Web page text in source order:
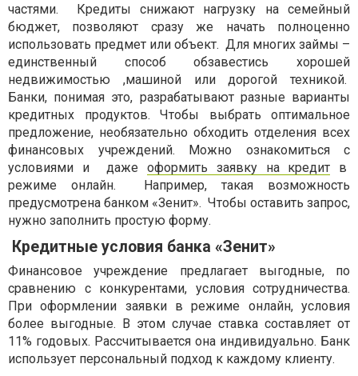
частями. Кредиты снижают нагрузку на семейный
бюджет, позволяют сразу же начать полноценно
использовать предмет или объект. Для многих займы –
единственный способ обзавестись хорошей
недвижимостью ,машиной или дорогой техникой.
Банки, понимая это, разрабатывают разные варианты
кредитных продуктов. Чтобы выбрать оптимальное
предложение, необязательно обходить отделения всех
финансовых учреждений. Можно ознакомиться с
условиями и даже оформить заявку на кредит в
режиме онлайн. Например, такая возможность
предусмотрена банком «Зенит». Чтобы оставить запрос,
нужно заполнить простую форму.
Кредитные условия банка «Зенит»
Финансовое учреждение предлагает выгодные, по
сравнению с конкурентами, условия сотрудничества.
При оформлении заявки в режиме онлайн, условия
более выгодные. В этом случае ставка составляет от
11% годовых. Рассчитывается она индивидуально. Банк
использует персональный подход к каждому клиенту.